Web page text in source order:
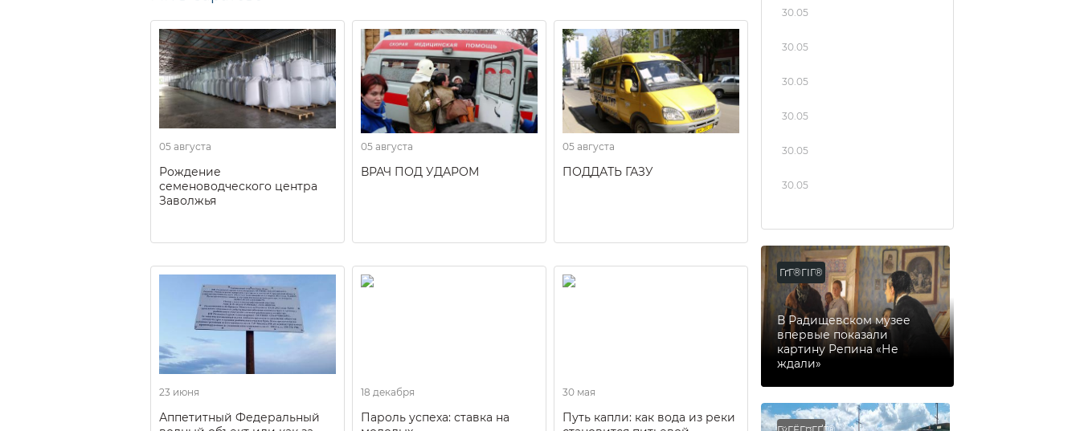
05 августа
Рождение
семеноводческого центра
Заволжья
05 августа
ВРАЧ ПОД УДАРОМ
05 августа
ПОДДАТЬ ГАЗУ
23 июня
Аппетитный Федеральный
18 декабря
Пароль успеха: ставка на
30 мая
Путь капли: как вода из реки
30.05
30.05
30.05
30.05
30.05
30.05
ГґГ®ГІГ®
В Радищевском музее
впервые показали
картину Репина «Не
ждали»